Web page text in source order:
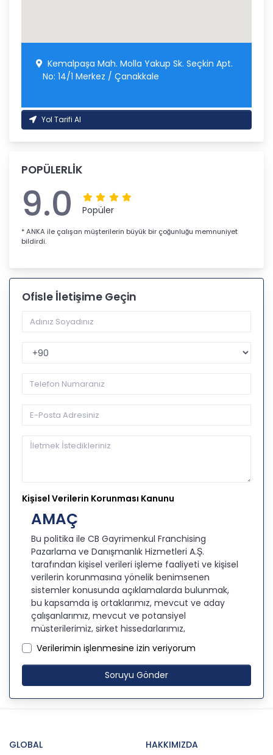
Kemalpaşa Mah. Molla Yakup Sk. Seçkin Apt.
No: 14/1 Merkez / Çanakkale
Yol Tarifi Al
POPÜLERLİK
9.0 Popüler
* ANKA ile çalışan müşterilerin büyük bir çoğunluğu memnuniyet
bildirdi.
Ofisle İletişime Geçin
Telefon Kodu
Kişisel Verilerin Korunması Kanunu
AMAÇ
Bu politika ile CB Gayrimenkul Franchising
Pazarlama ve Danışmanlık Hizmetleri A.Ş.
tarafından kişisel verileri işleme faaliyeti ve kişisel
verilerin korunmasına yönelik benimsenen
sistemler konusunda açıklamalarda bulunmak,
bu kapsamda iş ortaklarımız, mevcut ve aday
çalışanlarımız, mevcut ve potansiyel
müşterilerimiz, şirket hissedarlarımız,
üzer kişisel verileri şirketimiz tarafından işlenen
kişilerin bilgilendirilerek şeffaflığın sağlanması
amaçlanmaktadır.
KİŞİSEL VERİLERİN İŞLENMESİ
KVKK’ya uyumluluğun sağlanması için CB
Verilerimin işlenmesine izin veriyorum
Soruyu Gönder
GLOBAL HAKKIMIZDA